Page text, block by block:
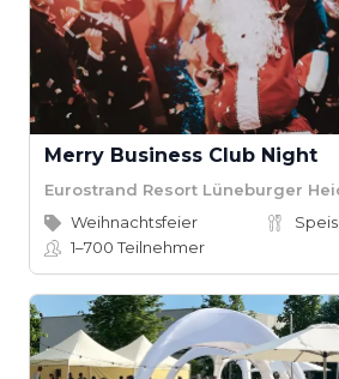
Merry Business Club Night
Eurostrand Resort Lüneburger
Weihnachtsfeier
1–700Teilnehmer